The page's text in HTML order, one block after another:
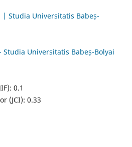
Studia Universitatis Babeș-
Studia Universitatis Babeș-Bolyai
0.1
(JCI): 0.33